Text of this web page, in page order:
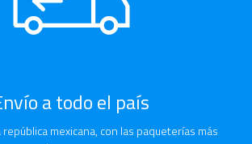
a todo el país
mexicana, con las paqueterías más